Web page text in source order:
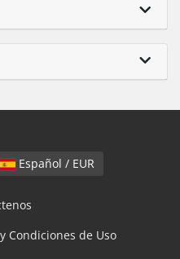
Español / EUR
Condiciones de Uso